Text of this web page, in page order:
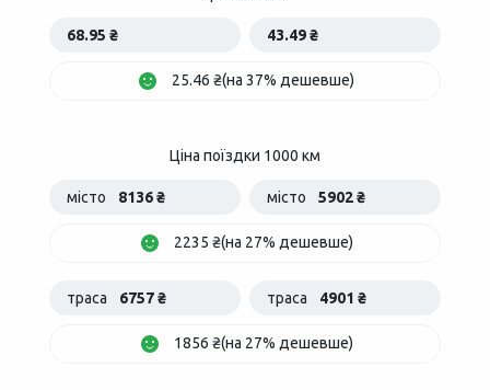
68.95 ₴ 43.49 ₴
25.46 ₴(на 37% дешевше)
Ціна поїздки 1000 км
місто 8136 ₴ місто 5902 ₴
2235 ₴(на 27% дешевше)
траса 6757 ₴ траса 4901 ₴
1856 ₴(на 27% дешевше)